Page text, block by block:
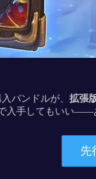
バンドルが、 拡張
入手してもいい――
先